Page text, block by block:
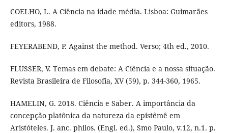
COELHO, L. A Ciência na idade média. Lisboa: Guimarães
editors, 1988.
FEYERABEND, P. Against the method. Verso; 4th ed., 2010.
FLUSSER, V. Temas em debate: A Ciência e a nossa situação.
Revista Brasileira de Filosofia, XV (59), p. 344-360, 1965.
HAMELIN, G. 2018. Ciência e Saber. A importância da
concepção platônica da natureza da epistêmê em
Aristóteles. J. anc. philos. (Engl. ed.), Smo Paulo, v.12, n.1. p.